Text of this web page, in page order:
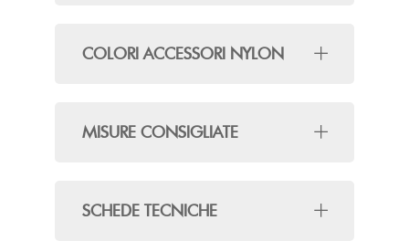
COLORI ACCESSORI NYLON
MISURE CONSIGLIATE
SCHEDE TECNICHE